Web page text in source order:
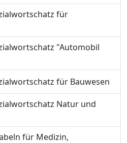
für
"Automobil
für Bauwesen
Natur und
für Medizin,